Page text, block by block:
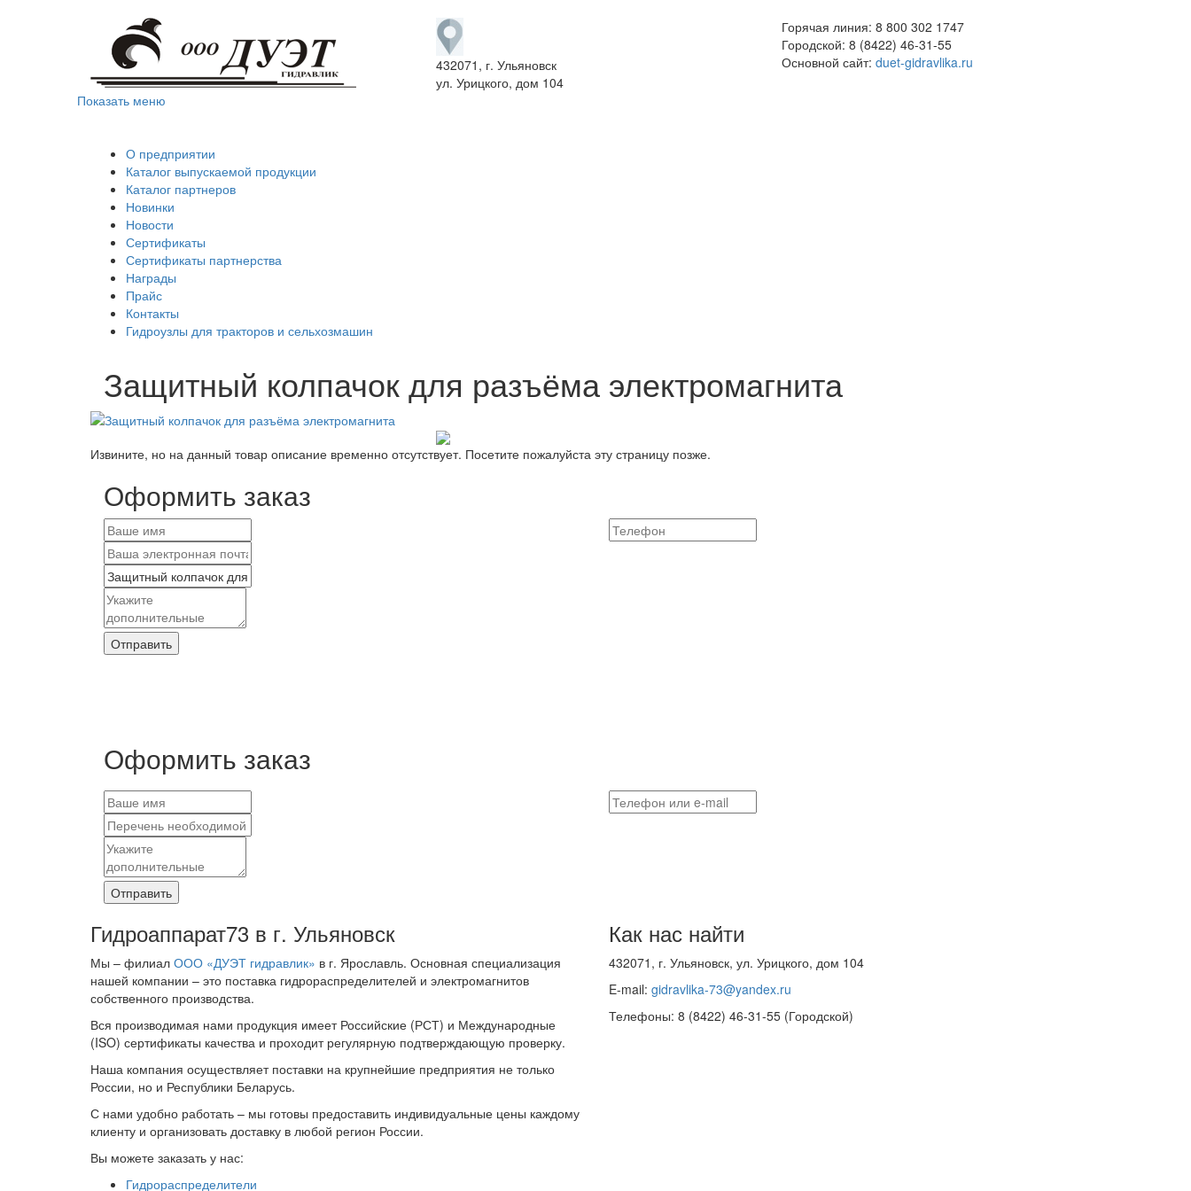
432071, г. Ульяновск
ул. Урицкого, дом 104
Горячая линия: 8 800 302 1747
Городской: 8 (8422) 46-31-55
Основной сайт: duet-gidravlika.ru
Показать меню
О предприятии
Каталог выпускаемой продукции
Каталог партнеров
Новинки
Новости
Сертификаты
Сертификаты партнерства
Награды
Прайс
Контакты
Гидроузлы для тракторов и сельхозмашин
Защитный колпачок для разъёма электромагнита
Извините, но на данный товар описание временно отсутствует. Посетите пожалуйста эту страницу позже.
Оформить заказ
Отправить
Оформить заказ
Отправить
Гидроаппарат73 в г. Ульяновск
Мы – филиал ООО «ДУЭТ гидравлик» в г. Ярославль. Основная специализация
нашей компании – это поставка гидрораспределителей и электромагнитов
собственного производства.
Вся производимая нами продукция имеет Российские (РСТ) и Международные
(ISO) сертификаты качества и проходит регулярную подтверждающую проверку.
Наша компания осуществляет поставки на крупнейшие предприятия не только
России, но и Республики Беларусь.
С нами удобно работать – мы готовы предоставить индивидуальные цены каждому
клиенту и организовать доставку в любой регион России.
Вы можете заказать у нас:
Гидрораспределители
Как нас найти
432071, г. Ульяновск, ул. Урицкого, дом 104
E-mail: gidravlika-73@yandex.ru
Телефоны: 8 (8422) 46-31-55 (Городской)